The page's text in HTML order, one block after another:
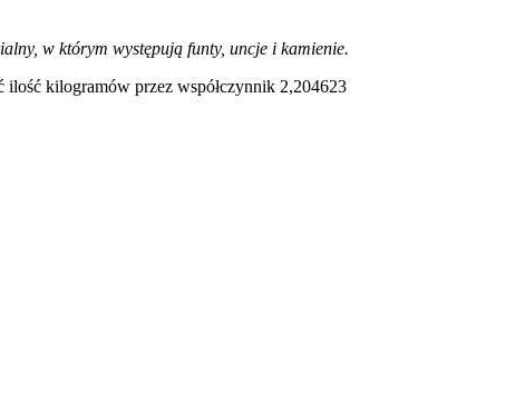
w którym występują funty, uncje i kamienie.
kilogramów przez współczynnik 2,204623